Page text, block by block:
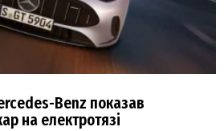
Benz показав
на електротязі